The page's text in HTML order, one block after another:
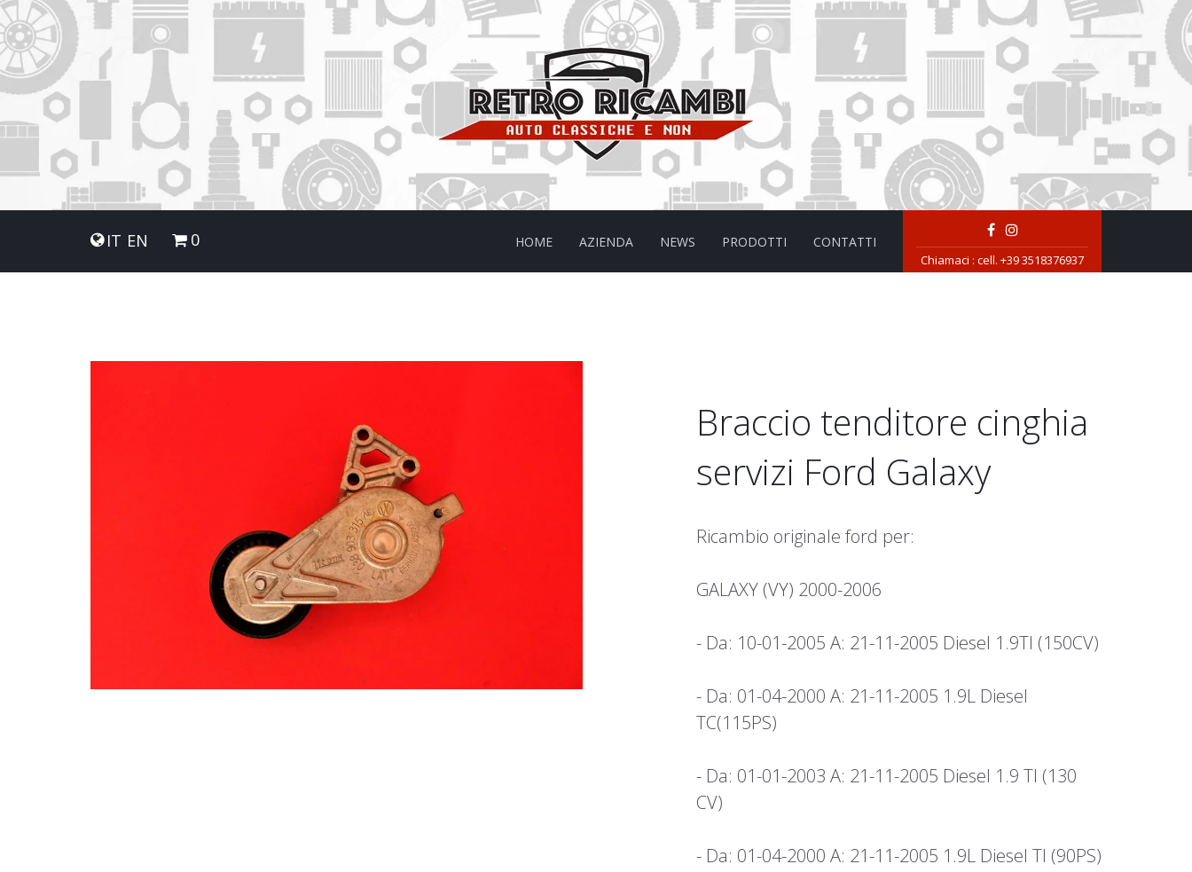
HOME AZIENDA NEWS PRODOTTI CONTATTI
Chiamaci : cell. +39 3518376937
IT EN 0
Braccio tenditore cinghia
servizi Ford Galaxy
Ricambio originale ford per:
GALAXY (VY) 2000-2006
- Da: 10-01-2005 A: 21-11-2005 Diesel 1.9TI (150CV)
- Da: 01-04-2000 A: 21-11-2005 1.9L Diesel
TC(115PS)
- Da: 01-01-2003 A: 21-11-2005 Diesel 1.9 TI (130
CV)
- Da: 01-04-2000 A: 21-11-2005 1.9L Diesel TI (90PS)